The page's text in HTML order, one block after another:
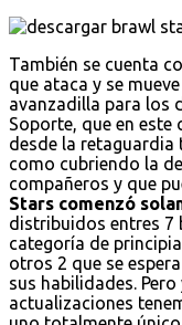
También se cuenta
que ataca y se
avanzadilla para los
Soporte, que en
desde la
como cubriendo la
compañeros y que
Stars comenzó
distribuidos entres 7
categoría de
otros 2 que se
sus habilidades.
actualizaciones